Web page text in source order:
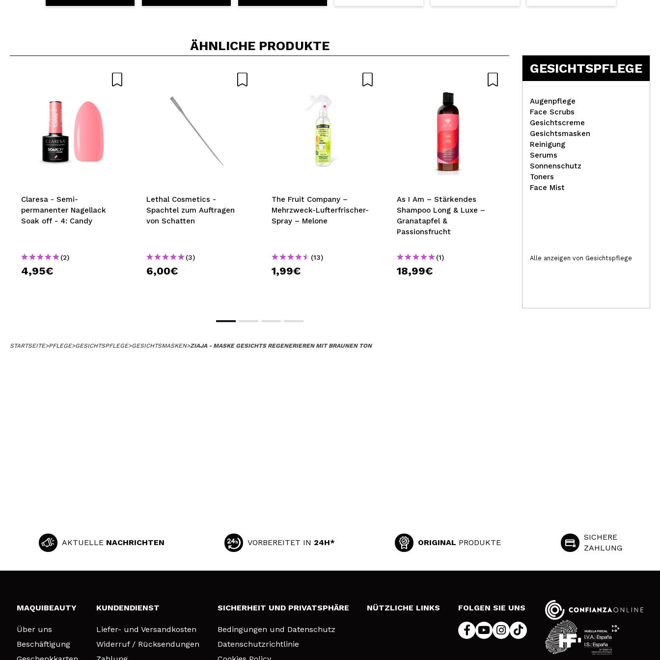
ÄHNLICHE PRODUKTE
Claresa - Semi-
permanenter Nagellack
Soak off - 4: Candy
(2)
4,95€
Lethal Cosmetics -
Spachtel zum Auftragen
von Schatten
(3)
6,00€
The Fruit Company –
Mehrzweck-Lufterfrischer-
Spray – Melone
(13)
1,99€
As I Am – Stärkendes
Shampoo Long & Luxe –
Granatapfel &
Passionsfrucht
(1)
18,99€
Catrice - Fixierspray
waterproof Ultra Last2
(5)
GESICHTSPFLEGE
Augenpflege
Face Scrubs
Gesichtscreme
Gesichtsmasken
Reinigung
Serums
Sonnenschutz
Toners
Face Mist
Alle anzeigen von Gesichtspflege
STARTSEITE>PFLEGE>GESICHTSPFLEGE>GESICHTSMASKEN>ZIAJA - MASKE GESICHTS REGENERIEREN MIT BRAUNEN TON
AKTUELLE NACHRICHTEN VORBEREITET IN 24H* ORIGINAL PRODUKTE
SICHERE
ZAHLUNG
MAQUIBEAUTY
Über uns
Beschäftigung
KUNDENDIENST
Liefer- und Versandkosten
Widerruf / Rücksendungen
SICHERHEIT UND PRIVATSPHÄRE
Bedingungen und Datenschutz
Datenschutzrichtlinie
NÜTZLICHE LINKS FOLGEN SIE UNS